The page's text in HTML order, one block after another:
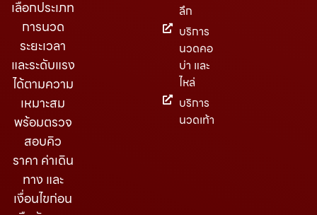
เลือกประเภท
การนวด
ระยะเวลา
และระดับแรง
ได้ตามความ
เหมาะสม
พร้อมตรวจ
สอบคิว
ราคา ค่าเดิน
ทาง และ
เงื่อนไขก่อน
ลึก
บริการ
นวดคอ
บ่า และ
ไหล่
บริการ
นวดเท้า